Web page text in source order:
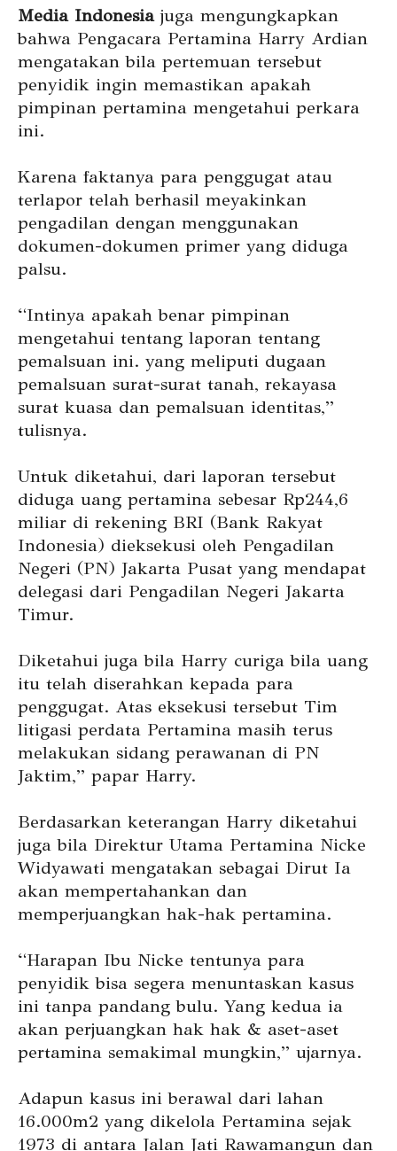
Media Indonesiajuga mengungkapkan
bahwa Pengacara Pertamina Harry Ardian
mengatakan bila pertemuan tersebut
penyidik ingin memastikan apakah
pimpinan pertamina mengetahui perkara
ini.
Karena faktanya para penggugat atau
terlapor telah berhasil meyakinkan
pengadilan dengan menggunakan
dokumen-dokumen primer yang diduga
palsu.
“Intinya apakah benar pimpinan
mengetahui tentang laporan tentang
pemalsuan ini. yang meliputi dugaan
pemalsuan surat-surat tanah, rekayasa
surat kuasa dan pemalsuan identitas,”
tulisnya.
Untuk diketahui, dari laporan tersebut
diduga uang pertamina sebesar Rp244,6
miliar di rekening BRI (Bank Rakyat
Indonesia) dieksekusi oleh Pengadilan
Negeri (PN) Jakarta Pusat yang mendapat
delegasi dari Pengadilan Negeri Jakarta
Timur.
Diketahui juga bila Harry curiga bila uang
itu telah diserahkan kepada para
penggugat. Atas eksekusi tersebut Tim
litigasi perdata Pertamina masih terus
melakukan sidang perawanan di PN
Jaktim,” papar Harry.
Berdasarkan keterangan Harry diketahui
juga bila Direktur Utama Pertamina Nicke
Widyawati mengatakan sebagai Dirut Ia
akan mempertahankan dan
memperjuangkan hak-hak pertamina.
“Harapan Ibu Nicke tentunya para
penyidik bisa segera menuntaskan kasus
ini tanpa pandang bulu. Yang kedua ia
akan perjuangkan hak hak & aset-aset
pertamina semakimal mungkin,” ujarnya.
Adapun kasus ini berawal dari lahan
16.000m2 yang dikelola Pertamina sejak
1973 di antara Jalan Jati Rawamangun dan